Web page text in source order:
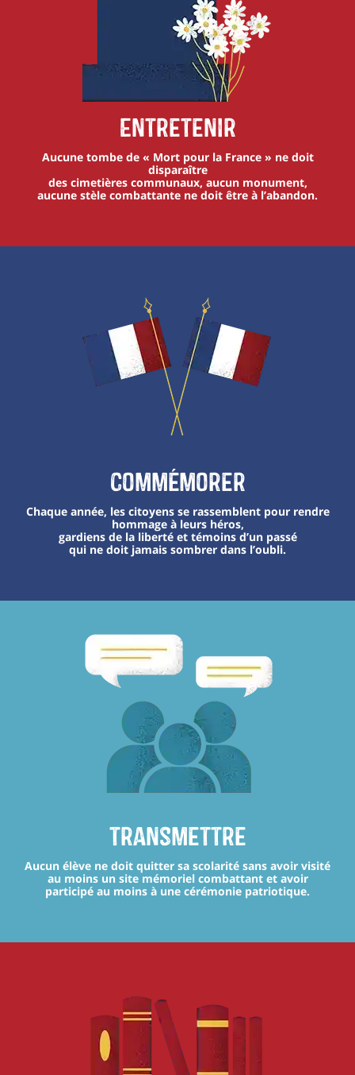
Entretenir
Aucune tombe de « Mort pour la France » ne doit
disparaître
des cimetières communaux, aucun monument,
aucune stèle combattante ne doit être à l’abandon.
Commémorer
Chaque année, les citoyens se rassemblent pour rendre
hommage à leurs héros,
gardiens de la liberté et témoins d’un passé
qui ne doit jamais sombrer dans l’oubli.
transmettre
Aucun élève ne doit quitter sa scolarité sans avoir visité
au moins un site mémoriel combattant et avoir
participé au moins à une cérémonie patriotique.